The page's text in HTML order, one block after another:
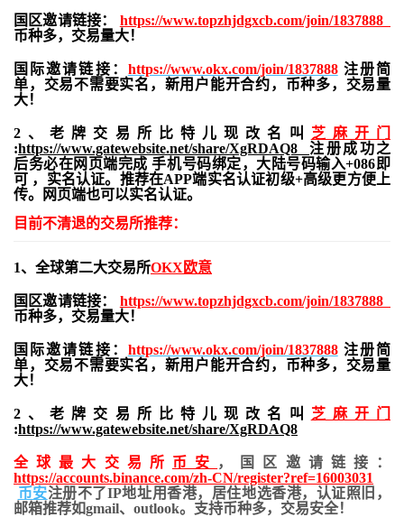
国区邀请链接： https://www.topzhjdgxcb.com/join/1837888
币种多，交易量大！
国际邀请链接： https://www.okx.com/join/1837888注册简
单，交易不需要实名，新用户能开合约， 币种多，交易量
大！
2、老牌交易所比特儿现改名叫 芝麻开门
:https://www.gatewebsite.net/share/XgRDAQ8 注册成功之
后务必在网页端完成 手机号码绑定，大陆号码输入+086即
可 ，实名认证。推荐在APP端实名认证初级+高级更方便上
传。网页端也可以实名认证。
目前不清退的交易所推荐：
1、全球第二大交易所OKX欧意
国区邀请链接： https://www.topzhjdgxcb.com/join/1837888
币种多，交易量大！
国际邀请链接： https://www.okx.com/join/1837888注册简
单，交易不需要实名，新用户能开合约， 币种多，交易量
大！
2、老牌交易所比特儿现改名叫 芝麻开门
:https://www.gatewebsite.net/share/XgRDAQ8
全球最大交易所 币安
，国区邀请链接：
https://accounts.binance.com/zh-CN/register?ref=16003031
币安注册不了IP地址用香港，居住地选香港，认证照旧，
邮箱推荐如gmail、outlook。支持币种多，交易安全！